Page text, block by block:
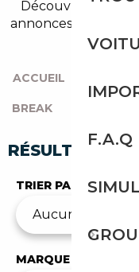
Découvrez un
annonces de s6. Un
ACCUEIL
BREAK
RÉSULTATS DE
TRIER PAR
MARQUE
F.A.Q